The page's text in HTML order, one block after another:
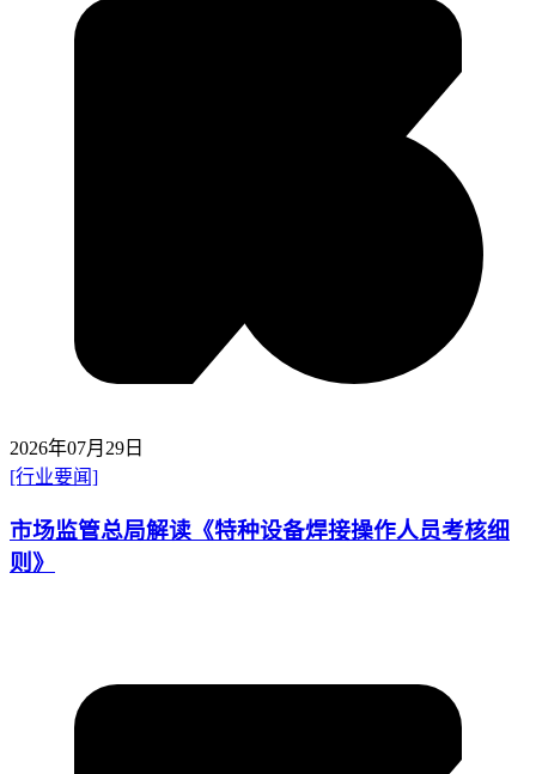
2026年07月29日
[行业要闻]
市场监管总局解读《特种设备焊接操作人员考核细
则》